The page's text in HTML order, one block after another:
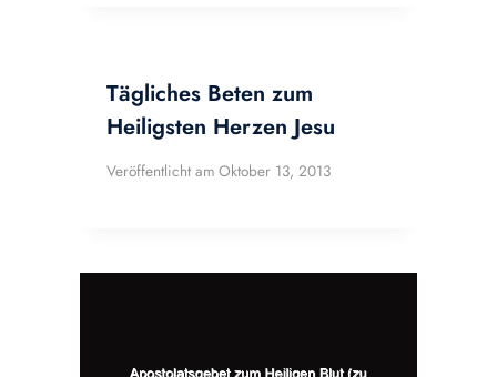
Tägliches Beten zum
Heiligsten Herzen Jesu
Veröffentlicht am Oktober 13, 2013